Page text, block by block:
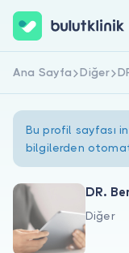
Hakkımızda
Hemen
Ana Sayfa Diğer
Bu profil sayfası
bilgilerden
DR.
Diğer